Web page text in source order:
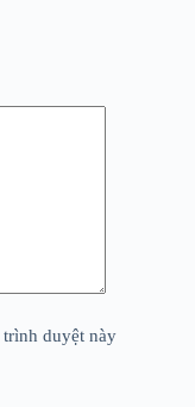
duyệt này